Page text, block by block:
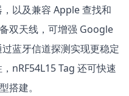
以及兼容 Apple 查找和
双天线，可增强 Google
蓝牙信道探测实现更稳定
nRF54L15 Tag 还可快速
搭建。